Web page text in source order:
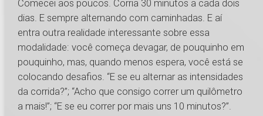
Comecei aos poucos. Corria 30 minutos a cada dois
dias. E sempre alternando com caminhadas. E aí
entra outra realidade interessante sobre essa
modalidade: você começa devagar, de pouquinho em
pouquinho, mas, quando menos espera, você está se
colocando desafios. “E se eu alternar as intensidades
da corrida?”; “Acho que consigo correr um quilômetro
a mais!”; “E se eu correr por mais uns 10 minutos?”.